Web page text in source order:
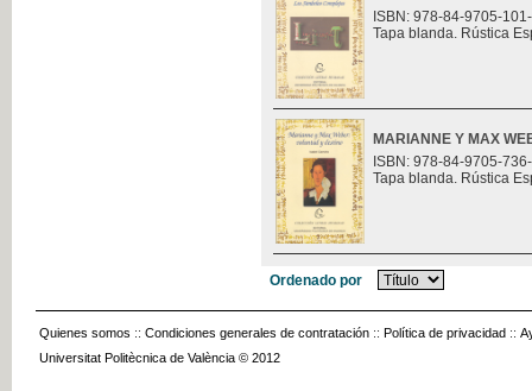
ISBN: 978-84-9705-
Tapa blanda. Rústica
MARIANNE Y MAX
ISBN: 978-84-9705-
Tapa blanda. Rústica
Ordenado por
Quienes somos :: Condiciones generales de contratación :: Política de privacidad ::
Universitat Politècnica de València © 2012